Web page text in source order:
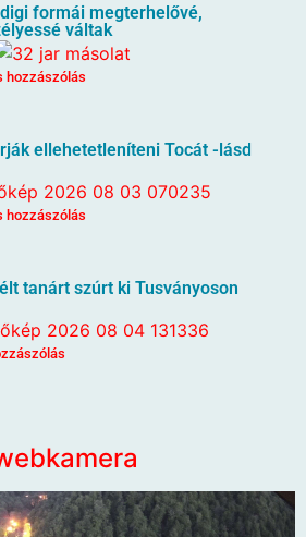
formái megterhelővé,
váltak
hozzászólás
ellehetetleníteni Tocát -lásd
hozzászólás
tanárt szúrt ki Tusványoson